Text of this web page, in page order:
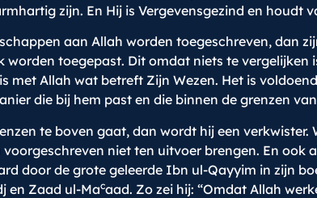
zijn. En Hij is Vergevensgezind en houdt
aan Allah worden toegeschreven, dan
worden toegepast. Dit omdat niets te
met Allah wat betreft Zijn Wezen. Het is
die bij hem past en die binnen de grenzen
te boven gaat, dan wordt hij een
niet ten uitvoer brengen. En ook
door de grote geleerde Ibn ul-Qayyim in zijn
en Zaad ul-Macaad. Zo zei hij: “Omdat Allah